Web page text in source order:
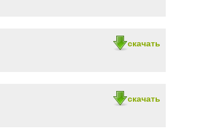
скачать
скачать